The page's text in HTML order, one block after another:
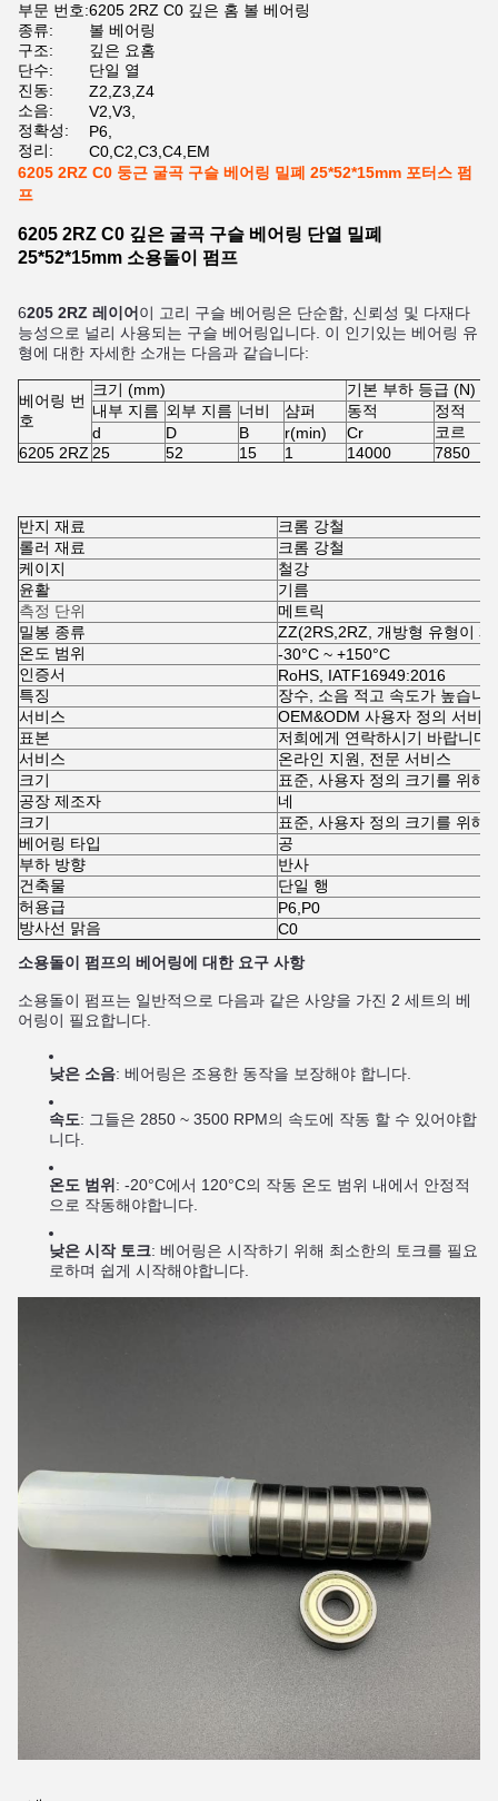
부문 번호:6205 2RZ C0 깊은 홈 볼 베어링
종류:
볼 베어링
구조:
깊은 요홈
단수:
단일 열
진동:
Z2,Z3,Z4
소음:
V2,V3,
정확성:
P6,
정리:
C0,C2,C3,C4,EM
6205 2RZ C0 둥근 굴곡 구슬 베어링 밀폐 25*52*15mm 포터스 펌
프
6205 2RZ C0 깊은 굴곡 구슬 베어링 단열 밀폐
25*52*15mm 소용돌이 펌프
6205 2RZ 레이어 이 고리 구슬 베어링은 단순함, 신뢰성 및 다재다
능성으로 널리 사용되는 구슬 베어링입니다. 이 인기있는 베어링 유
형에 대한 자세한 소개는 다음과 같습니다:
베어링 번
호
크기 (mm)
기본 부하 등급 (N)
내부 지름 외부 지름 너비 샴퍼 동적
정적
d
D B r(min) Cr
코르
6205 2RZ 25 52 15 1 14000 7850
반지 재료
크롬 강철
롤러 재료
크롬 강철
케이지
철강
윤활
기름
측정 단위
메트릭
밀봉 종류
ZZ(2RS 2RZ, 개방형 유형이
온도 범위
-30°C ~ +150°C
인증서
RoHS, IATF16949:2016
특징
장수, 소음 적고 속도가 높습니
서비스
OEM&ODM 사용자 정의 서비스
표본
저희에게 연락하시기 바랍니다
서비스
온라인 지원, 전문 서비스
크기
표준, 사용자 정의 크기를 위해
공장 제조자
네
크기
표준, 사용자 정의 크기를 위해
베어링 타입
공
부하 방향
반사
건축물
단일 행
허용급
P6,P0
방사선 맑음
C0
소용돌이 펌프의 베어링에 대한 요구 사항
소용돌이 펌프는 일반적으로 다음과 같은 사양을 가진 2 세트의 베
어링이 필요합니다.
낮은 소음: 베어링은 조용한 동작을 보장해야 합니다.
속도: 그들은 2850 ~ 3500 RPM의 속도에 작동 할 수 있어야합
니다.
온도 범위 : -20°C에서 120°C의 작동 온도 범위 내에서 안정적
으로 작동해야합니다.
낮은 시작 토크: 베어링은 시작하기 위해 최소한의 토크를 필요
로하며 쉽게 시작해야합니다.